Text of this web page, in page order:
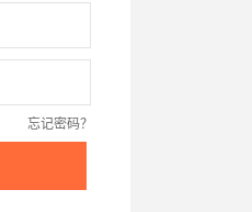
忘记密码？